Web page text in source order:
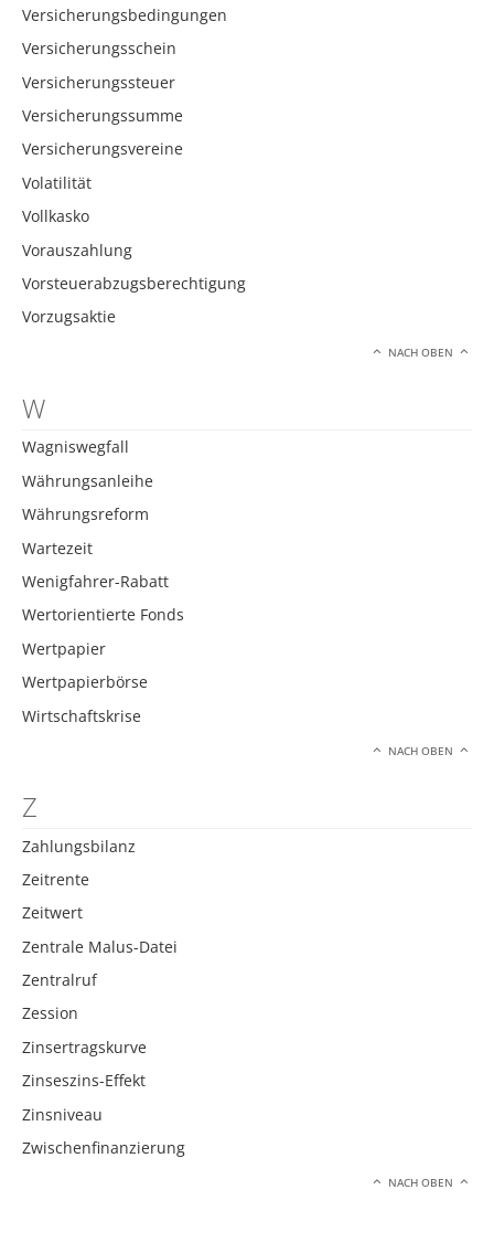
Versicherungsbedingungen
Versicherungsschein
Versicherungssteuer
Versicherungssumme
Versicherungsvereine
Volatilität
Vollkasko
Vorauszahlung
Vorsteuerabzugsberechtigung
Vorzugsaktie
NACH OBEN
W
Wagniswegfall
Währungsanleihe
Währungsreform
Wartezeit
Wenigfahrer-Rabatt
Wertorientierte Fonds
Wertpapier
Wertpapierbörse
Wirtschaftskrise
NACH OBEN
Z
Zahlungsbilanz
Zeitrente
Zeitwert
Zentrale Malus-Datei
Zentralruf
Zession
Zinsertragskurve
Zinseszins-Effekt
Zinsniveau
Zwischenfinanzierung
NACH OBEN